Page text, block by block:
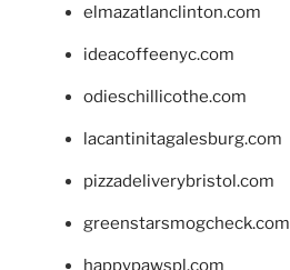
elmazatlanclinton.com
ideacoffeenyc.com
odieschillicothe.com
lacantinitagalesburg.com
pizzadeliverybristol.com
greenstarsmogcheck.com
happypawspl.com